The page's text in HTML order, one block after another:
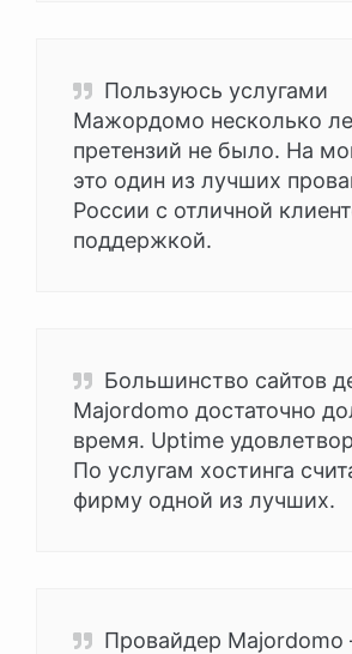
Пользуюсь услугами
Мажордомо несколько
претензий не было. На
это один из лучших
России с отличной
поддержкой.
Большинство сайтов
Majordomo достаточно
время. Uptime
По услугам хостинга
фирму одной из лучших.
Провайдер Majordomo